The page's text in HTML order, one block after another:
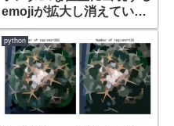
emojiが拡大し消えていく
アニメーション
python